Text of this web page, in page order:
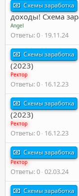
Схемы заработка
доходы! Схема
Angel
Ответы 0 19.11.24
Схемы заработка
(2023)
Ректор
Ответы 0 16.12.23
Схемы заработка
(2023)
Ректор
Ответы 0 16.12.23
Схемы заработка
Ректор
Ответы 0 02.03.24
Схемы заработка